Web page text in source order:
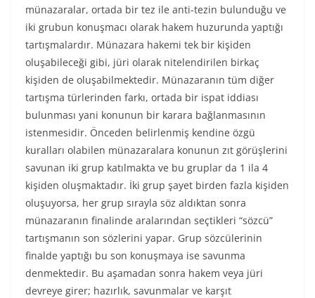
münazaralar, ortada bir tez ile anti-tezin bulunduğu ve
iki grubun konuşmacı olarak hakem huzurunda yaptığı
tartışmalardır. Münazara hakemi tek bir kişiden
oluşabileceği gibi, jüri olarak nitelendirilen birkaç
kişiden de oluşabilmektedir. Münazaranın tüm diğer
tartışma türlerinden farkı, ortada bir ispat iddiası
bulunması yani konunun bir karara bağlanmasının
istenmesidir. Önceden belirlenmiş kendine özgü
kuralları olabilen münazaralara konunun zıt görüşlerini
savunan iki grup katılmakta ve bu gruplar da 1 ila 4
kişiden oluşmaktadır. İki grup şayet birden fazla kişiden
oluşuyorsa, her grup sırayla söz aldıktan sonra
münazaranın finalinde aralarından seçtikleri “sözcü”
tartışmanın son sözlerini yapar. Grup sözcülerinin
finalde yaptığı bu son konuşmaya ise savunma
denmektedir. Bu aşamadan sonra hakem veya jüri
devreye girer; hazırlık, savunmalar ve karşıt